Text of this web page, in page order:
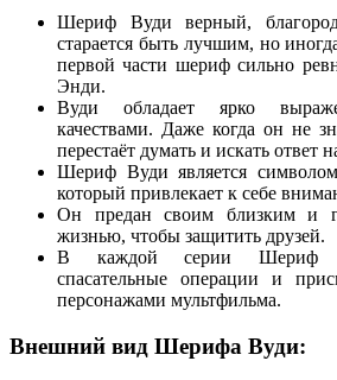
Шериф Вуди верный,
старается быть лучшим, но
первой части шериф сильно
Энди.
Вуди обладает ярко
качествами. Даже когда он не
перестаёт думать и искать ответ
Шериф Вуди является
который привлекает к себе
Он предан своим близким и
жизнью, чтобы защитить друзей.
В каждой серии Шериф
спасательные операции и
персонажами мультфильма.
Внешний вид Шерифа Вуди: